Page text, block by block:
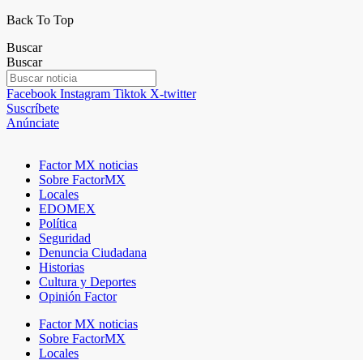
Back To Top
Buscar
Buscar
Facebook Instagram Tiktok X-twitter
Suscríbete
Anúnciate
Factor MX noticias
Sobre FactorMX
Locales
EDOMEX
Política
Seguridad
Denuncia Ciudadana
Historias
Cultura y Deportes
Opinión Factor
Factor MX noticias
Sobre FactorMX
Locales